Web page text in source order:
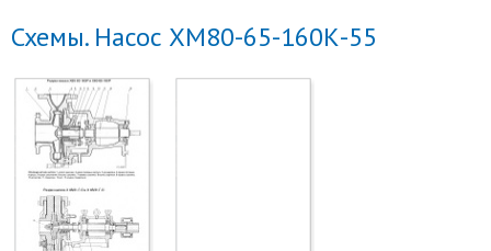
Схемы. Насос ХМ80-65-160К-55